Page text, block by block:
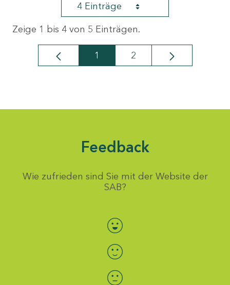
4 Einträge
Zeige 1 bis 4 von 5 Einträgen.
Seite
1 Seite
2
Feedback
Wie zufrieden sind Sie mit der Website der
SAB?
Bewertung auswählen